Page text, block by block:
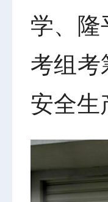
学、隆
考组考
安全生